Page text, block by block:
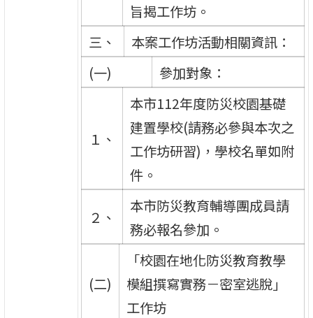
旨揭工作坊。
三、
本案工作坊活動相關資訊：
(一)
參加對象：
１、
本市112年度防災校園基礎
建置學校(請務必參與本次之
工作坊研習)，學校名單如附
件。
２、
本市防災教育輔導團成員請
務必報名參加。
(二)
「校園在地化防災教育教學
模組撰寫實務－密室逃脫」
工作坊